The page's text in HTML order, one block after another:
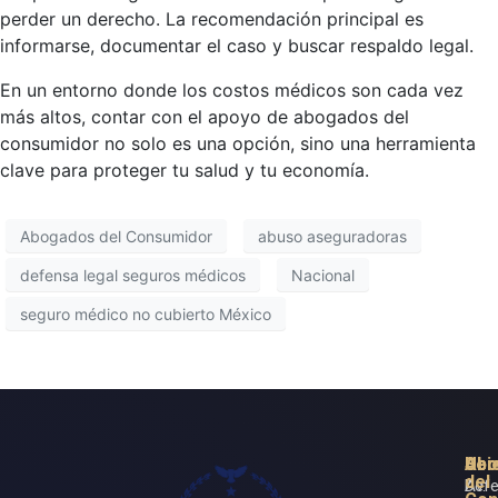
perder un derecho. La recomendación principal es
informarse, documentar el caso y buscar respaldo legal.
En un entorno donde los costos médicos son cada vez
más altos, contar con el apoyo de abogados del
consumidor no solo es una opción, sino una herramienta
clave para proteger tu salud y tu economía.
Abogados del Consumidor abuso aseguradoras
defensa legal seguros médicos Nacional
seguro médico no cubierto México
Av.
del